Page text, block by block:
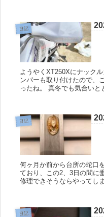
日記
ようやくXT250Xにナック
ンパーも取り付けたので、
ったね。 真冬でも気合い
日記
何ヶ月か前から台所の蛇口
ており、この2、3日の間に
修理できそうならやってし
日記